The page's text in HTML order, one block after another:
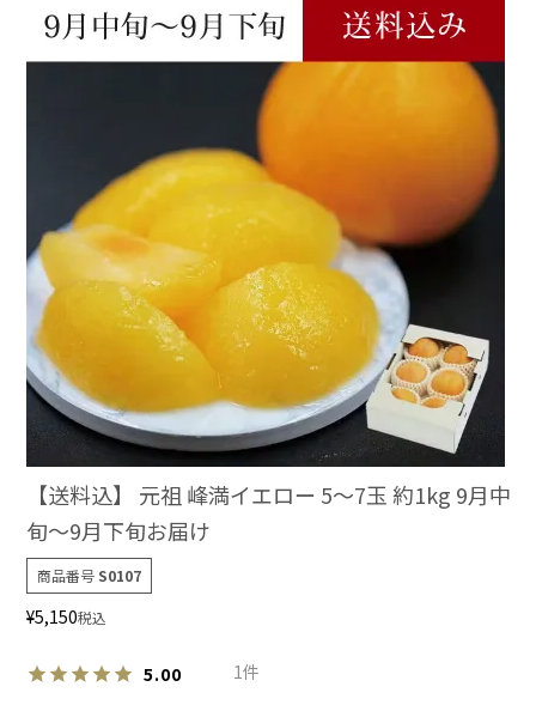
【送料込】 元祖 峰満イエロー 5～7玉 約1kg 9月中
旬～9月下旬お届け
商品番号 S0107
¥5,150税込
5.00 1